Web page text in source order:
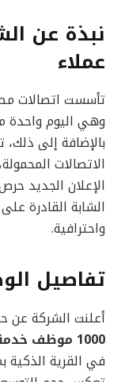
نبذة عن
عملاء
تأسست اتصالات
وهي اليوم واحدة
بالإضافة إلى
الاتصالات
الإعلان الجديد
الشابة القادرة
واحترافية.
تفاصيل
أعلنت الشركة عن
1000 موظف خدمة عملاء (كول سنتر)
في القرية